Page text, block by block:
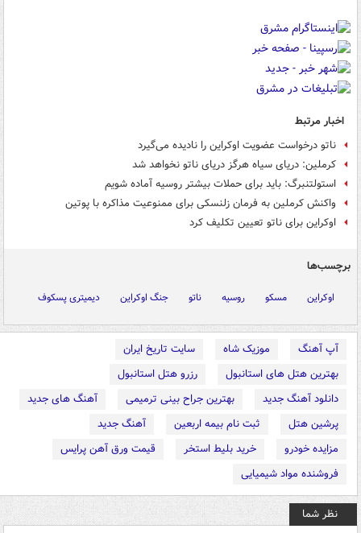
اخبار مرتبط
ناتو درخواست عضویت اوکراین را نادیده می‌گیرد
کرملین: دریای سیاه هرگز دریای ناتو نخواهد شد
استولتنبرگ: باید برای حملات بیشتر روسیه آماده شویم
واکنش کرملین به فرمان زلنسکی برای ممنوعیت مذاکره با پوتین
اوکراین برای ناتو تعیین تکلیف کرد
برچسب‌ها
اوکراین مسکو روسیه ناتو جنگ اوکراین دیمیتری پسکوف
آپ آهنگ موزیک شاه
سایت تاریخ ایران
بهترین هتل های استانبول
رزرو هتل استانبول
دانلود آهنگ جدید
بهترین جراح بینی ترمیمی
آهنگ های جدید
پرشین هتل
ثبت نام بیمه اربعین
آهنگ جدید
مزایده خودرو
خرید بلیط استخر
قیمت ورق آهن پرایس
فروشنده مواد شیمیایی
نظر شما